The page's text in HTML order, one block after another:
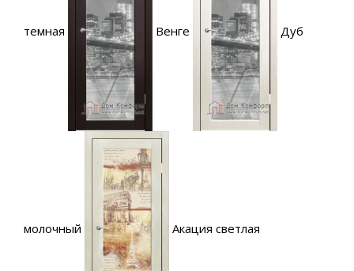
темная Венге Дуб
молочный Акация светлая